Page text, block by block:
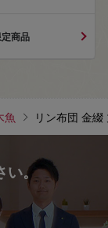
商品
魚 リン布団 金
い。